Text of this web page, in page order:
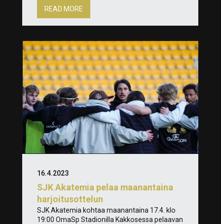
READ MORE
SJK Akatemia pelaa maanantaina
harjoitusottelun
16.4.2023
SJK Akatemia kohtaa maanantaina 17.4. klo
19:00 OmaSp Stadionilla Kakkosessa pelaavan